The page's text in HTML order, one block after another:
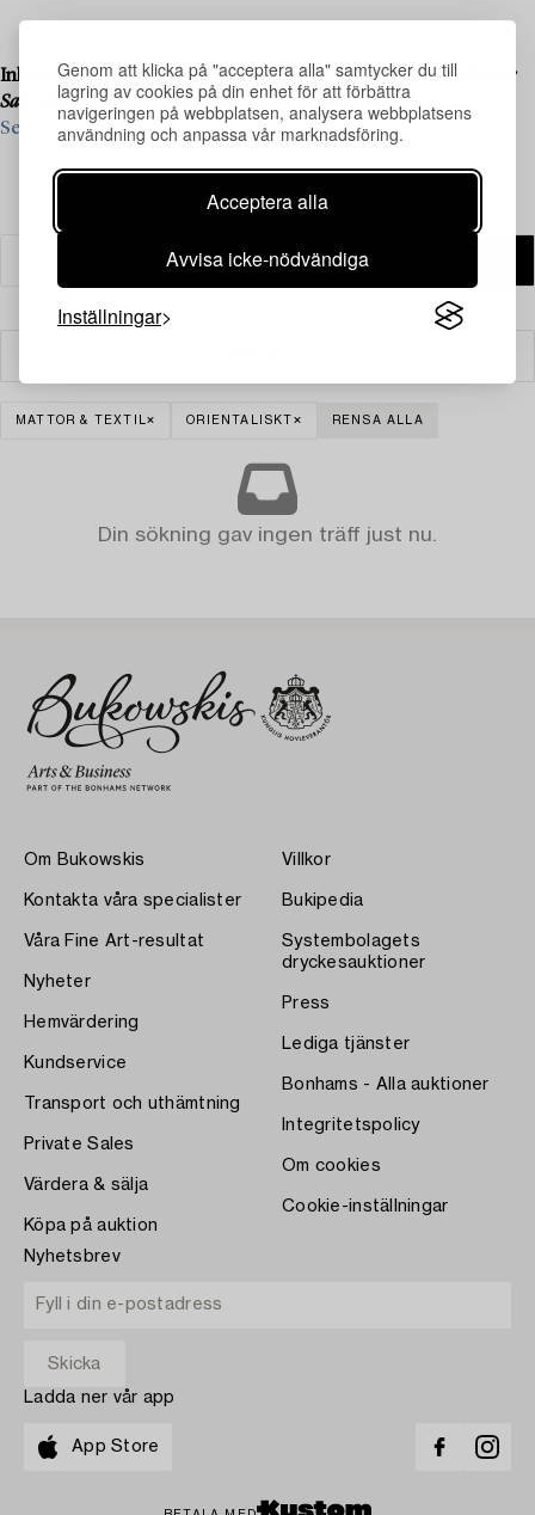
Genom att klicka på "acceptera alla" samtycker du till
lagring av cookies på din enhet för att förbättra
navigeringen på webbplatsen, analysera webbplatsens
användning och anpassa vår marknadsföring.
Acceptera alla
Avvisa icke-nödvändiga
Inställningar
Inlämning pågår till vår kommande liveauktionImportant Winter
Sale
, den 11–13 december.
Se vad vi söker och kontakta oss för värdering ›
MATTOR & TEXTIL ORIENTALISKT RENSA ALLA
Din sökning gav ingen träff just nu.
Om Bukowskis
Kontakta våra specialister
Våra Fine Art-resultat
Nyheter
Hemvärdering
Kundservice
Transport och uthämtning
Private Sales
Värdera & sälja
Köpa på auktion
Villkor
Bukipedia
Systembolagets
dryckesauktioner
Press
Lediga tjänster
Bonhams - Alla auktioner
Integritetspolicy
Om cookies
Cookie-inställningar
Nyhetsbrev
Ladda ner vår app
App Store